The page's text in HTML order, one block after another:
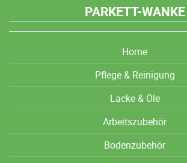
PARKETT-WANKE
Home
Pflege & Reinigung
Lacke & Öle
Arbeitszubehör
Bodenzubehör